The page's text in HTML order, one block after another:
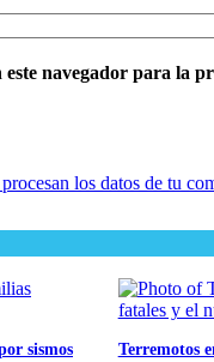
navegador para la
los datos de tu
sismos
Terremotos